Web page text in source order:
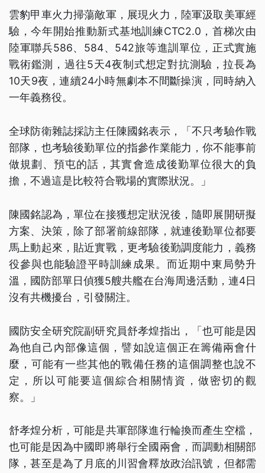
雲豹甲車火力掃蕩敵軍，展現火力，陸軍汲取美軍經
驗，今年開始推動新式基地訓練CTC2.0，首梯次由
陸軍聯兵586、584、542旅等進訓單位，正式實施
戰術鑑測，過往5天4夜制式想定對抗測驗，拉長為
10天9夜，連續24小時無劇本不間斷操演，同時納入
一年義務役。
全球防衛雜誌採訪主任陳國銘表示，「不只考驗作戰
部隊，也考驗後勤單位的指參作業能力，你不能事前
做規劃、預屯的話，其實會造成後勤單位很大的負
擔，不過這是比較符合戰場的實際狀況。」
陳國銘認為，單位在接獲想定狀況後，隨即展開研擬
方案、決策，除了部署前線部隊，就連後勤單位都要
馬上動起來，貼近實戰，更考驗後勤調度能力，義務
役參與也能驗證平時訓練成果。而近期中東局勢升
溫，國防部單日偵獲5艘共艦在台海周邊活動，連4日
沒有共機擾台，引發關注。
國防安全研究院副研究員舒孝煌指出，「也可能是因
為他自己內部像這個，譬如說這個正在籌備兩會什
麼，可能有一些其他的戰備任務的這個調整也說不
定，所以可能要這個綜合相關情資，做密切的觀
察。」
舒孝煌分析，可能是共軍部隊進行輪換而產生空檔，
也可能是因為中國即將舉行全國兩會，而調動相關部
隊，甚至是為了月底的川習會釋放政治訊號，但都需